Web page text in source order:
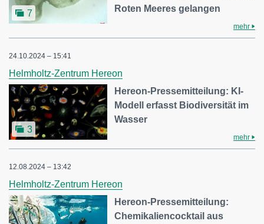
7
Roten Meeres gelangen
mehr
24.10.2024 – 15:41
Helmholtz-Zentrum Hereon
3
Hereon-Pressemitteilung: KI-
Modell erfasst Biodiversität im
Wasser
mehr
12.08.2024 – 13:42
Helmholtz-Zentrum Hereon
Hereon-Pressemitteilung:
Chemikaliencocktail aus